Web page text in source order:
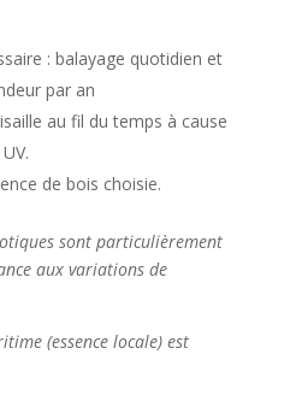
: balayage quotidien et
par an
au fil du temps à cause
de bois choisie.
sont particulièrement
aux variations de
(essence locale) est